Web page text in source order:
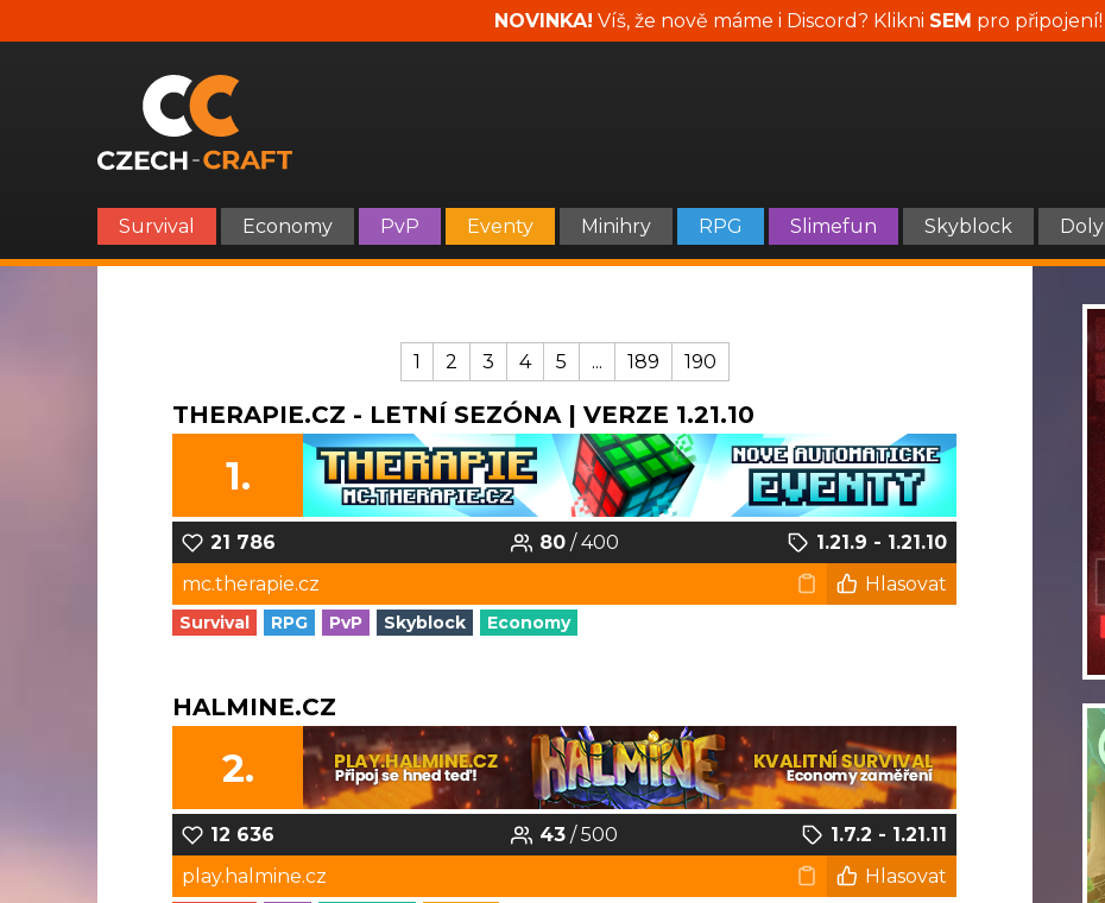
NOVINKA! Víš, že nově máme i Discord? Klikni SEM pro připojení!
Survival Economy PvP Eventy Minihry RPG Slimefun Skyblock Doly
1 2 3 4 5 ... 189 190
THERAPIE.CZ - LETNÍ SEZÓNA | VERZE 1.21.10
1.
21 786 80/ 400
1.21.9 - 1.21.10
mc.therapie.cz
Hlasovat
Survival RPG PvP Skyblock Economy
HALMINE.CZ
2.
12 636 43 / 500
1.7.2 - 1.21.11
play.halmine.cz
Hlasovat